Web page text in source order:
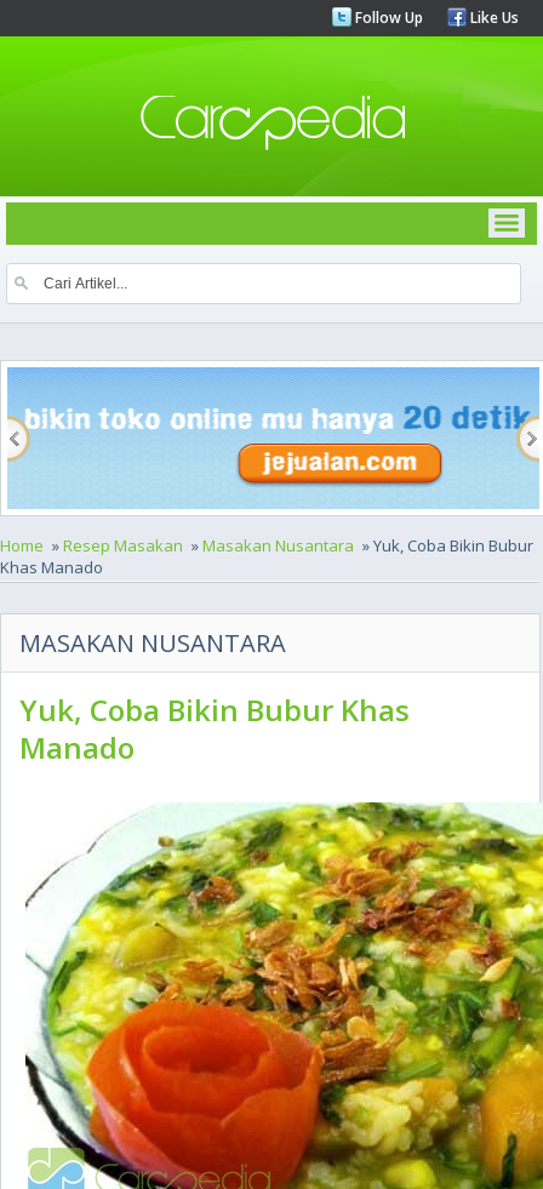
Follow Up Like Us
Home »Resep Masakan »Masakan Nusantara » Yuk, Coba Bikin Bubur
Khas Manado
MASAKAN NUSANTARA
Yuk, Coba Bikin Bubur Khas
Manado